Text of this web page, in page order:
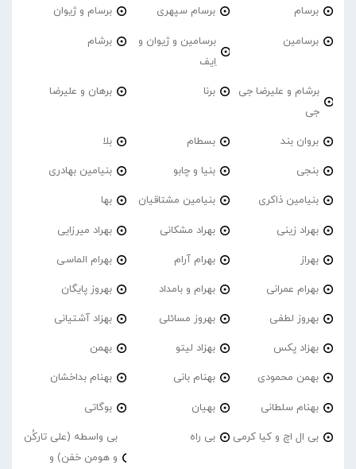
برسام برسام سپهری برسام و ژیوان
برسامین
برسامین و ژیوان و
اِیف
برشام
برشام و علیرضا جی
جی
برنا برهان و علیرضا
بروان بند بسطام بلا
بنجی بنیا و چابو بنیامین بهادری
بنیامین ذاکری بنیامین مشتاقیان بها
بهراد زینی بهراد مشکانی بهراد میرزایی
بهراز بهرام آرام بهرام الماسی
بهرام عمرانی بهرام و بامداد بهروز پایگان
بهروز لطفی بهروز مسائلی بهزاد آشتیانی
بهزاد پکس بهزاد لیتو بهمن
بهمن محمودی بهنام بانی بهنام بداخشان
بهنام سلطانی بهیان بوگاتی
بی ال اچ و کیا کرمی بی راه
بی واسطه (علی تارکُن
و هومن خفن) و